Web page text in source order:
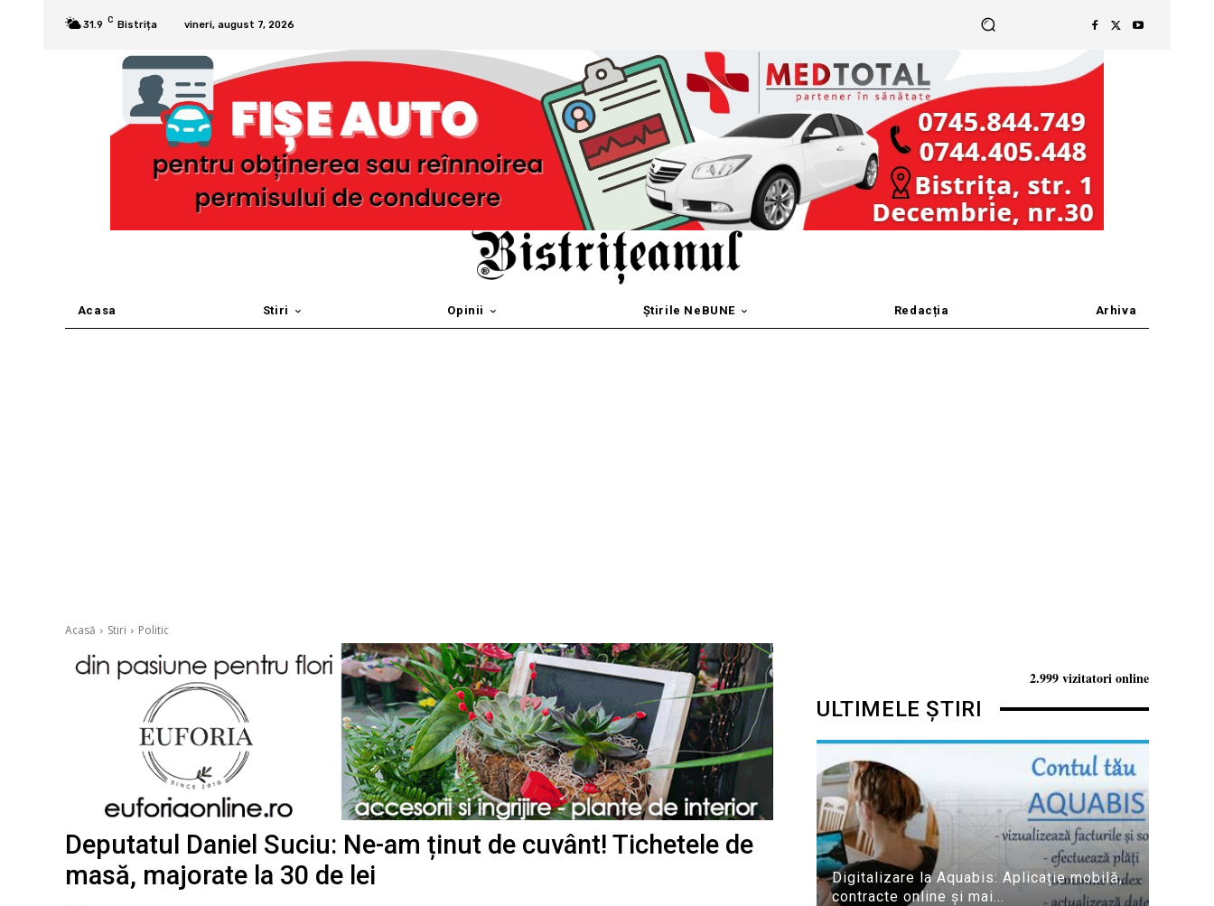
31.9 C Bistrița vineri, august 7, 2026
Acasa Stiri Opinii Știrile NeBUNE Redacția Arhiva
Acasă Stiri Politic
Deputatul Daniel Suciu: Ne-am ținut de cuvânt! Tichetele de
masă, majorate la 30 de lei
2.999 vizitatori online
ULTIMELE ȘTIRI
Digitalizare la Aquabis: Aplicație mobilă,
contracte online și mai...